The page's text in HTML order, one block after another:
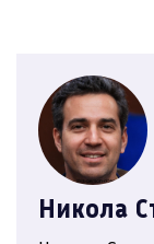
Никола